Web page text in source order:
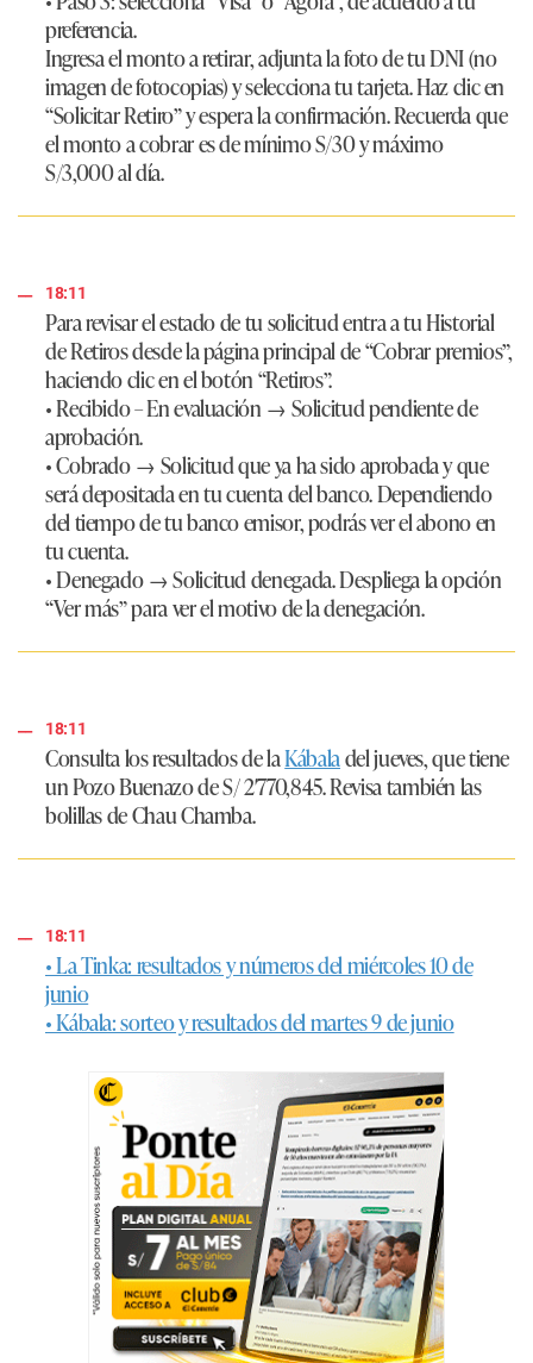
preferencia.
Ingresa el monto a retirar, adjunta la foto de tu DNI (no
imagen de fotocopias) y selecciona tu tarjeta. Haz clic en
“Solicitar Retiro” y espera la confirmación. Recuerda que
el monto a cobrar es de mínimo S/30 y máximo
S/3,000 al día.
18:11
Para revisar el estado de tu solicitud entra a tu Historial
de Retiros desde la página principal de “Cobrar premios”,
haciendo clic en el botón “Retiros”.
• Recibido – En evaluación → Solicitud pendiente de
aprobación.
• Cobrado → Solicitud que ya ha sido aprobada y que
será depositada en tu cuenta del banco. Dependiendo
del tiempo de tu banco emisor, podrás ver el abono en
tu cuenta.
• Denegado → Solicitud denegada. Despliega la opción
“Ver más” para ver el motivo de la denegación.
18:11
Consulta los resultados de laKábaladel jueves, que tiene
un Pozo Buenazo deS/ 2′770,845. Revisa también las
bolillas de Chau Chamba.
18:11
• La Tinka: resultados y números del miércoles 10 de
junio
• Kábala: sorteo y resultados del martes 9 de junio